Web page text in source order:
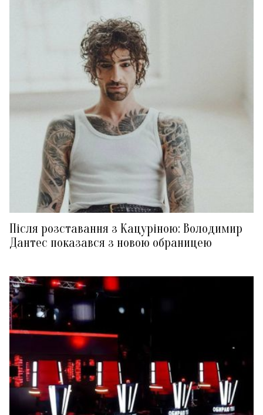
Після розставання з Кацуріною: Володимир
Дантес показався з новою обраницею